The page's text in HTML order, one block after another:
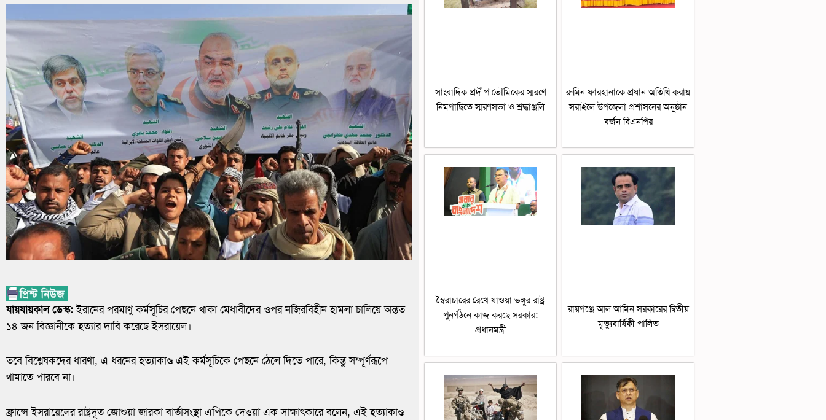
যায়যায়কাল ডেস্ক:ইরানের পরমাণু কর্মসূচির পেছনে থাকা মেধাবীদের ওপর নজিরবিহীন হামলা চালিয়ে অন্তত
১৪ জন বিজ্ঞানীকে হত্যার দাবি করেছে ইসরায়েল।
তবে বিশ্লেষকদের ধারণা, এ ধরনের হত্যাকাণ্ড এই কর্মসূচিকে পেছনে ঠেলে দিতে পারে, কিন্তু সম্পূর্ণরূপে
থামাতে পারবে না।
ফ্রান্সে ইসরায়েলের রাষ্ট্রদূত জোশুয়া জারকা বার্তাসংস্থা এপিকে দেওয়া এক সাক্ষাৎকারে বলেন, এই হত্যাকাণ্ড
সাংবাদিক প্রদীপ ভৌমিকের স্মরণে
নিমগাছিতে স্মরণসভা ও শ্রদ্ধাঞ্জলি
রুমিন ফারহানাকে প্রধান অতিথি করায়
সরাইলে উপজেলা প্রশাসনের অনুষ্ঠান
বর্জন বিএনপির
স্বৈরাচারের রেখে যাওয়া ভঙ্গুর রাষ্ট্র
পুনর্গঠনে কাজ করছে সরকার:
প্রধানমন্ত্রী
রায়গঞ্জে আল আমিন সরকারের দ্বিতীয়
মৃত্যুবার্ষিকী পালিত